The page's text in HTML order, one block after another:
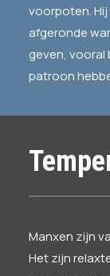
voorpoten.
afgeronde
geven, vooral
patroon
Manxen zijn
Het zijn